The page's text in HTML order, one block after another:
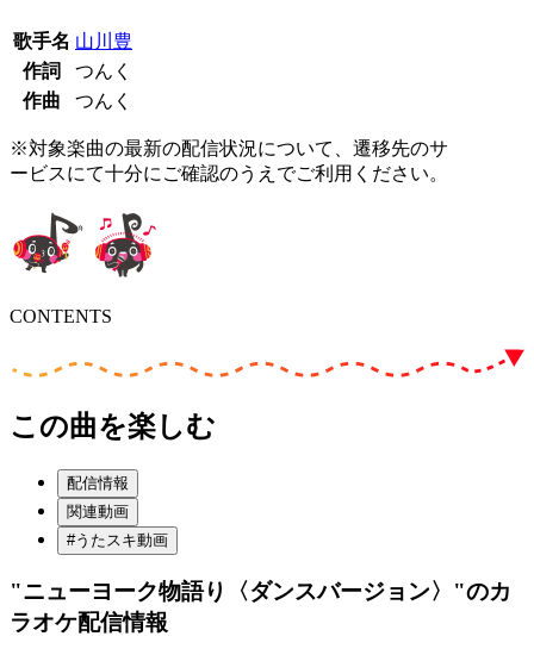
歌手名 山川豊
作詞
つんく
作曲
つんく
※対象楽曲の最新の配信状況について、遷移先のサ
ービスにて十分にご確認のうえでご利用ください。
CONTENTS
この曲を楽しむ
配信情報
関連動画
#うたスキ動画
"ニューヨーク物語り〈ダンスバージョン〉"のカ
ラオケ配信情報